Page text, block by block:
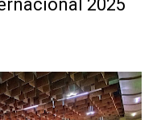
Agosto Escuelas
2025